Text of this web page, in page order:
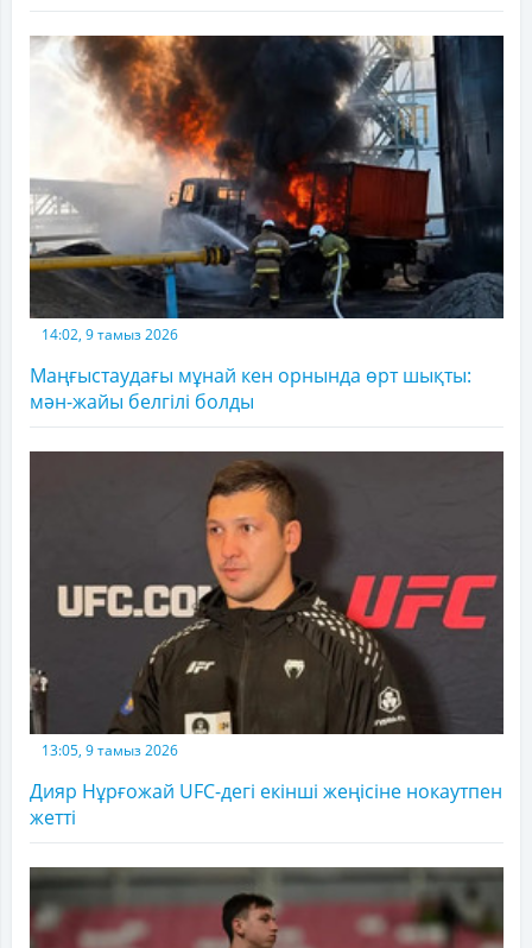
14:02, 9 тамыз 2026
Маңғыстаудағы мұнай кен орнында өрт шықты:
мән-жайы белгілі болды
13:05, 9 тамыз 2026
Дияр Нұрғожай UFC-дегі екінші жеңісіне нокаутпен
жетті